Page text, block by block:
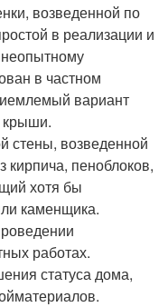
возведенной по
в реализации и
в частном
вариант
крыши.
стены, возведенной
кирпича, пеноблоков,
хотя бы
каменщика.
работах.
статуса дома,